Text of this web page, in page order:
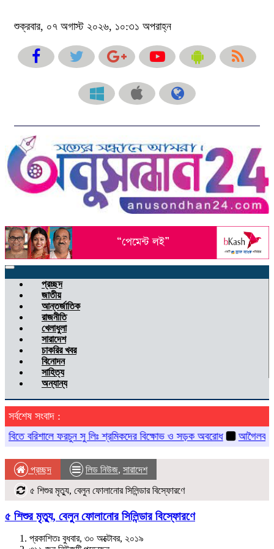
শুক্রবার, ০৭ অগাস্ট ২০২৬, ১০:৩১ অপরাহ্ন
Toggle
navigationপ্রচ্ছদ
জাতীয়
আন্তর্জাতিক
রাজনীতি
খেলাধুলা
সারাদেশ
চাকরির খবর
বিনোদন
সাহিত্য
অন্যান্য
সর্বশেষ সংবাদ :
ফরচুন সু লিঃ শ্রমিকদের বিক্ষোভ ও সড়ক অবরোধ
আগৈলঝাড়ায় বিশ্ব
প্রচ্ছদ লিড নিউজ, সারাদেশ
৫ শিশুর মৃত্যু, বেলুন ফোলানোর সিলিন্ডার বিস্ফোরণে
৫ শিশুর মৃত্যু, বেলুন ফোলানোর সিলিন্ডার বিস্ফোরণে
প্রকাশিতঃ বুধবার, ৩০ অক্টোবর, ২০১৯